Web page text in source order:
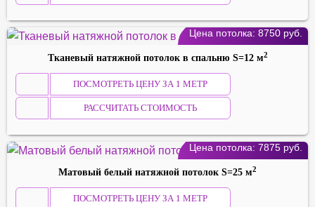
Цена потолка: 8750 руб.
Тканевый натяжной потолок в спальню S=12 м2
ПОСМОТРЕТЬ ЦЕНУ ЗА 1 МЕТР
РАССЧИТАТЬ СТОИМОСТЬ
Цена потолка: 7875 руб.
Матовый белый натяжной потолок S=25 м2
ПОСМОТРЕТЬ ЦЕНУ ЗА 1 МЕТР